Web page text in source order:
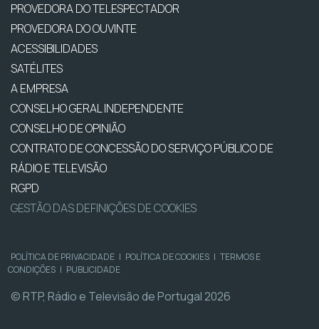
PROVEDORA DO TELESPECTADOR
PROVEDORA DO OUVINTE
ACESSIBILIDADES
SATÉLITES
A EMPRESA
CONSELHO GERAL INDEPENDENTE
CONSELHO DE OPINIÃO
CONTRATO DE CONCESSÃO DO SERVIÇO PÚBLICO DE
RÁDIO E TELEVISÃO
RGPD
GESTÃO DAS DEFINIÇÕES DE COOKIES
POLÍTICA DE PRIVACIDADE | POLÍTICA DE COOKIES | TERMOS E
CONDIÇÕES | PUBLICIDADE
© RTP, Rádio e Televisão de Portugal 2026